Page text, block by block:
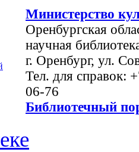
Министерство
Оренбургская
научная
г. Оренбург, ул.
Тел. для справок:
06-76
Библиотечный